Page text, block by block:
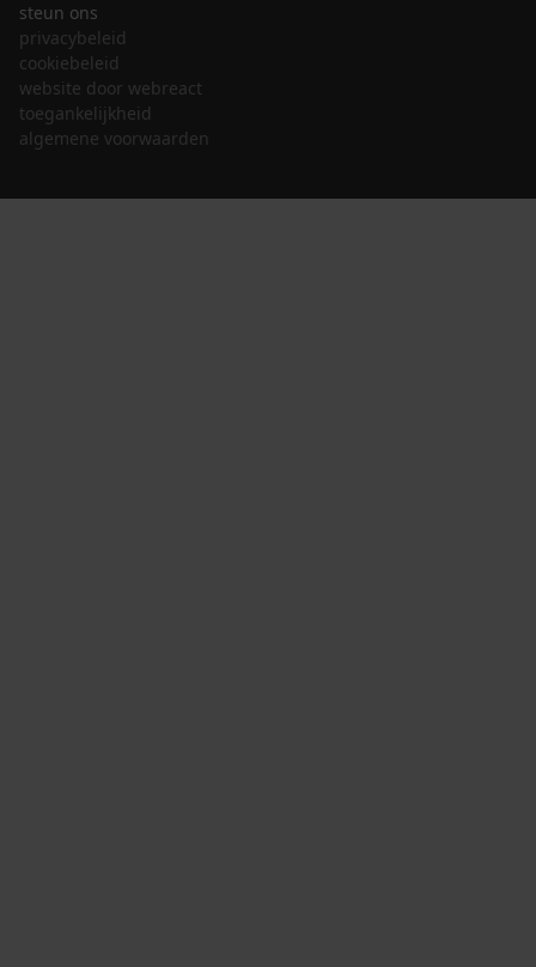
steun ons
privacybeleid
cookiebeleid
website door webreact
toegankelijkheid
algemene voorwaarden